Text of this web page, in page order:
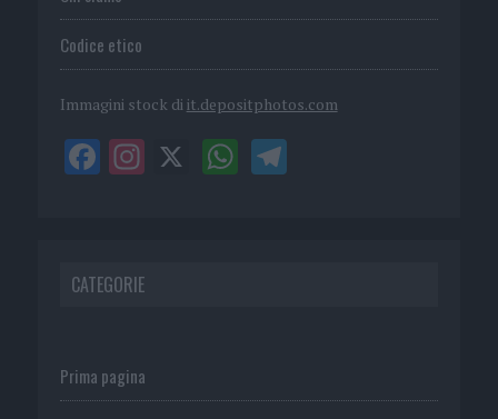
Codice etico
Immagini stock di it.depositphotos.com
CATEGORIE
Prima pagina